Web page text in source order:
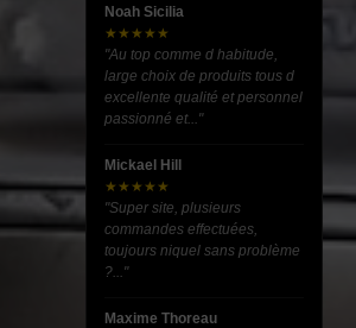
Noah Sicilia
★★★★★
"Au top comme d habitude,
large choix de produits tous d
excellente qualité et personnel
passionné et..."
Mickael Hill
★★★★★
"Super site, plusieurs
commandes effectuées,
toujours niquel sans problème
?..."
Maxime Thoreau